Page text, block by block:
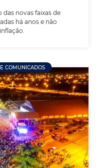
das novas faixas de
há anos e não
COMUNICADOS
aponta que
manter
no feriado
julho